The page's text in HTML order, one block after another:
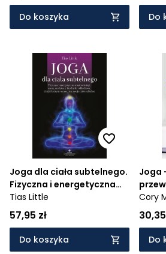
Do koszyka Do
Joga dla ciała subtelnego.
Fizyczna i energetyczna
anatomia jogi, asany,
medytacje i techniki
oddechowe, dzięki którym
wzmocnisz swoje ciało
subtelne
Tias Little
57,95 zł
Do koszyka
Joga
Cory
Do